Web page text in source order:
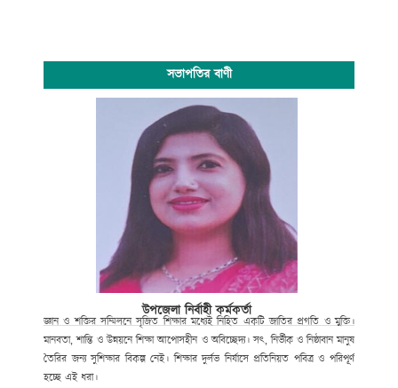
সভাপতির বাণী
উপজেলা নির্বাহী কর্মকর্তা
জ্ঞান ও শক্তির সম্মিলনে সৃজিত শিক্ষার মধ্যেই নিহিত একটি জাতির প্রগতি ও মুক্তি।
মানবতা, শান্তি ও উন্নয়নে শিক্ষা আপোসহীন ও অবিচ্ছেদ্য। সৎ, নির্ভীক ও নিষ্ঠাবান মানুষ
তৈরির জন্য সুশিক্ষার বিকল্প নেই। শিক্ষার দুর্লভ নির্যাসে প্রতিনিয়ত পবিত্র ও পরিপূর্ণ
হচ্ছে এই ধরা।